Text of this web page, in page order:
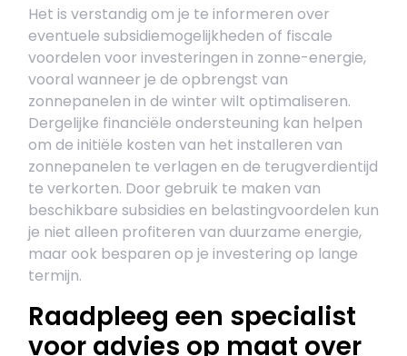
Het is verstandig om je te informeren over
eventuele subsidiemogelijkheden of fiscale
voordelen voor investeringen in zonne-energie,
vooral wanneer je de opbrengst van
zonnepanelen in de winter wilt optimaliseren.
Dergelijke financiële ondersteuning kan helpen
om de initiële kosten van het installeren van
zonnepanelen te verlagen en de terugverdientijd
te verkorten. Door gebruik te maken van
beschikbare subsidies en belastingvoordelen kun
je niet alleen profiteren van duurzame energie,
maar ook besparen op je investering op lange
termijn.
Raadpleeg een specialist
voor advies op maat over